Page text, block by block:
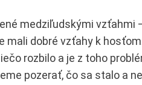
medziľudskými vzťahmi
mali dobré vzťahy k
rozbilo a je z toho
pozerať, čo sa stalo a